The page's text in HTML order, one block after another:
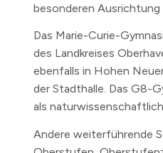
besonderen Ausrichtung
Das Marie-Curie-
des Landkreises
ebenfalls in Hohen
der Stadthalle. Das G8-
als
Andere weiterführende